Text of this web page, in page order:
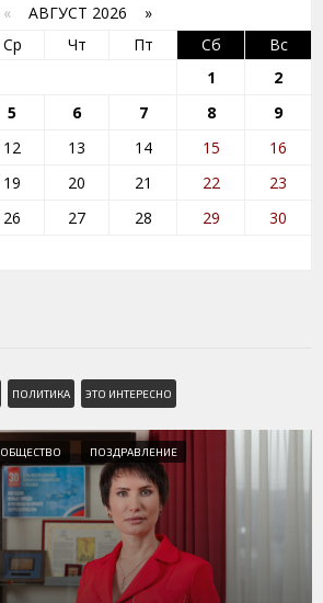
« АВГУСТ 2026 »
Ср Чт Пт Сб
Вс
1
2
5 6 7 8
9
12 13 14 15
16
19 20 21 22
23
26 27 28 29
30
ПОЛИТИКА ЭТО ИНТЕРЕСНО
ОБЩЕСТВО ПОЗДРАВЛЕНИЕ